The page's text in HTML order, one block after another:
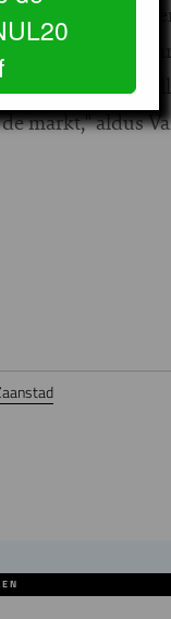
goede,
voorraad
een
markt," aldus